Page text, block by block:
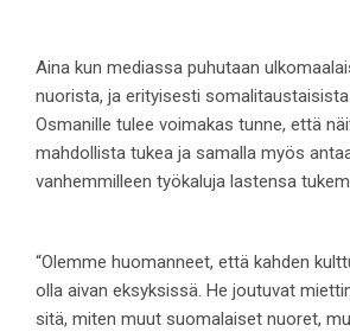
Aina kun mediassa puhutaan
nuorista, ja erityisesti
Osmanille tulee voimakas tunne, että
mahdollista tukea ja samalla myös
vanhemmilleen työkaluja lastensa
“Olemme huomanneet, että kahden
olla aivan eksyksissä. He joutuvat
sitä, miten muut suomalaiset nuoret,